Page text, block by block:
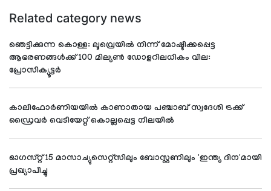
Related category news
ഞെട്ടിക്കുന്ന കൊള്ള: ലൂവ്രെയില്‍ നിന്ന് മോഷ്ടിക്കപ്പെട്ട
ആഭരണങ്ങള്‍ക്ക് 100 മില്യണ്‍ ഡോളറിലധികം വില:
പ്രോസിക്യൂട്ടര്‍
കാലിഫോര്‍ണിയയില്‍ കാണാതായ പഞ്ചാബ് സ്വദേശി ട്രക്ക്
ഡ്രൈവര്‍ വെടിയേറ്റ് കൊല്ലപ്പെട്ട നിലയില്‍
ഓഗസ്റ്റ് 15 മാസാച്യുസെറ്റ്സിലും ബോസ്റ്റണിലും 'ഇന്ത്യ ദിന'മായി
പ്രഖ്യാപിച്ചു